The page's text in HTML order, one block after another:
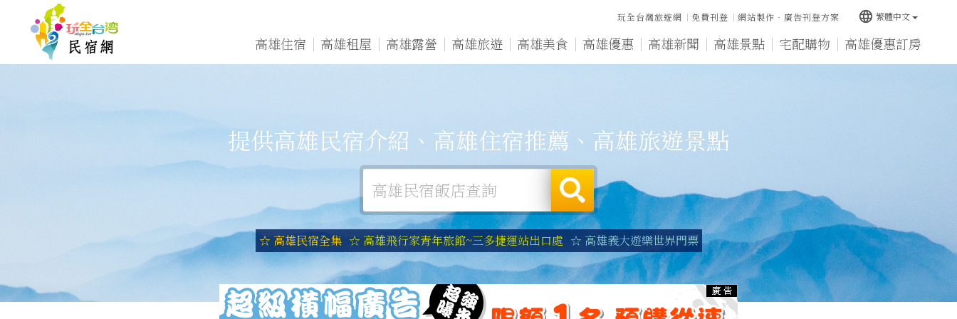
高雄住宿 高雄租屋 高雄露營 高雄旅遊 高雄美食 高雄優惠 高雄新聞 高雄景點 宅配購物 高雄優惠訂房
玩全台灣旅遊網 免費刊登 網站製作‧廣告刊登方案 language 繁體中文
提供高雄民宿介紹、高雄住宿推薦、高雄旅遊景點
☆ 高雄民宿全集 ☆ 高雄飛行家青年旅館~三多捷運站出口處 ☆ 高雄義大遊樂世界門票